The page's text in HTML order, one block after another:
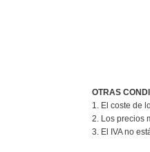
OTRAS
1. El coste de
2. Los precios
3. El IVA no